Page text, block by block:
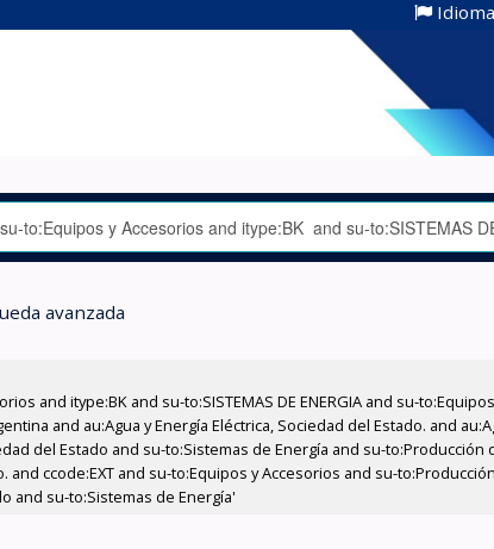
avanzada
and itype:BK and su-to:SISTEMAS DE ENERGIA and su-
and au:Agua y Energía Eléctrica, Sociedad del Estado. and
del Estado and su-to:Sistemas de Energía and su-to:Producción
ccode:EXT and su-to:Equipos y Accesorios and su-
and su-to:Sistemas de Energía'